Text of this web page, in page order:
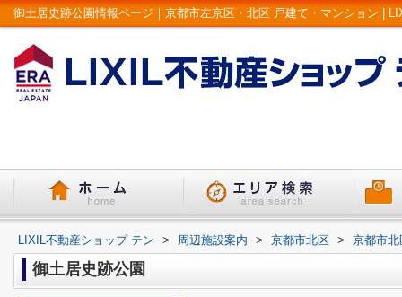
御土居史跡公園情報ページ｜京都市左京区・北区 戸建て・マンション |
LIXIL不動産ショップ テン > 周辺施設案内 > 京都市北区 > 京都市
御土居史跡公園